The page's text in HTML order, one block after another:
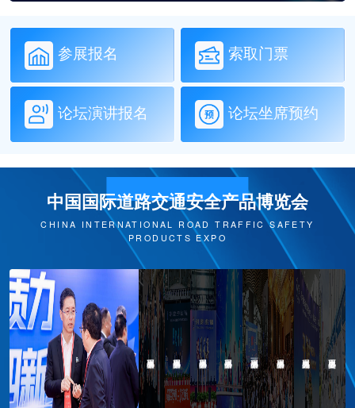
参展报名 索取门票
论坛演讲报名 论坛坐席预约
中国国际道路交通安全产品博览会
CHINA INTERNATIONAL ROAD TRAFFIC SAFETY
PRODUCTS EXPO